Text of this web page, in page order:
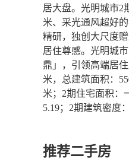
居大盘。光明城市2
米、采光通风超好
精研，独创大尺度
居住尊感。光明城
鼎」，引领高端居
米，总建筑面积：
米；2期住宅面积：
5.19；2期建筑密度
推荐二手房